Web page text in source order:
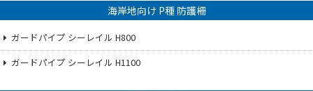
海岸地向け P種 防護柵
ガードパイプ シーレイル H800
ガードパイプ シーレイル H1100